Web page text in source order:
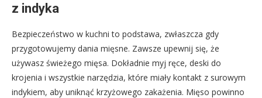
z indyka
Bezpieczeństwo w kuchni to podstawa, zwłaszcza gdy
przygotowujemy dania mięsne. Zawsze upewnij się, że
używasz świeżego mięsa. Dokładnie myj ręce, deski do
krojenia i wszystkie narzędzia, które miały kontakt z surowym
indykiem, aby uniknąć krzyżowego zakażenia. Mięso powinno